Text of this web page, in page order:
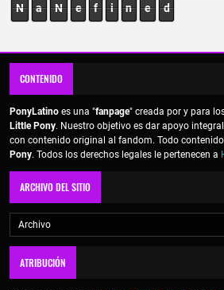
N a N e f i n e d
CONTENIDO
PonyLatino es una "fanpage" creada por y para
Little Pony. Nuestro objetivo es dar apoyo
con contenido original al fandom. Todo
Pony. Todos los derechos legales le pertenecen a
ARCHIVO DEL SITIO
ATRIBUCIÓN